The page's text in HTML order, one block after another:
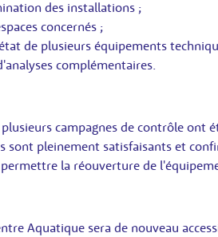
des installations ;
concernés ;
de plusieurs équipements
complémentaires.
campagnes de contrôle ont
sont pleinement satisfaisants et
la réouverture de
Aquatique sera de nouveau